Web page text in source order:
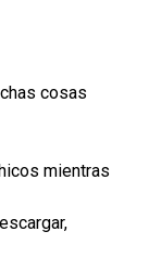
cosas
mientras